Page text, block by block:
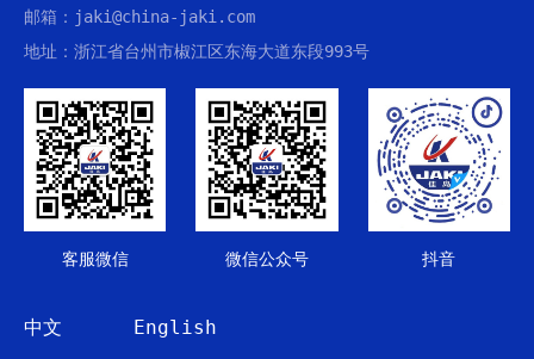
邮箱：jaki@china-jaki.com
地址：浙江省台州市椒江区东海大道东段993号
客服微信 微信公众号 抖音
中文 English